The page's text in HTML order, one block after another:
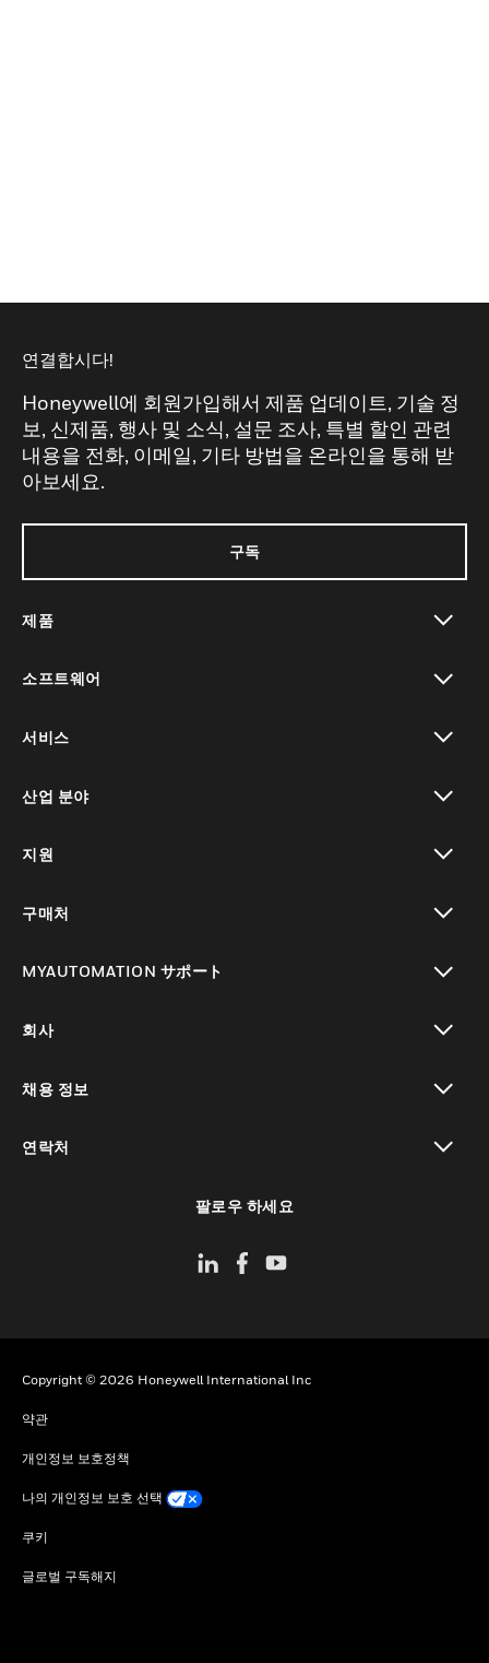
연결합시다!
Honeywell에 회원가입해서 제품 업데이트, 기술 정
보, 신제품, 행사 및 소식, 설문 조사, 특별 할인 관련
내용을 전화, 이메일, 기타 방법을 온라인을 통해 받
아보세요.
구독
제품
소프트웨어
서비스
산업 분야
지원
구매처
MYAUTOMATION サポート
회사
채용 정보
연락처
팔로우 하세요
Copyright © 2026 Honeywell International Inc
약관
개인정보 보호정책
나의 개인정보 보호 선택
쿠키
글로벌 구독해지